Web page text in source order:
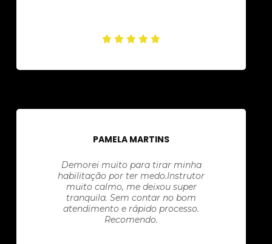
PAMELA MARTINS
Demorei muito para tirar minha
habilitação por ter medo.Instrutor
muito calmo, me deixou super
tranquila. Sem contar no bom
atendimento e rápido processo.
Recomendo.